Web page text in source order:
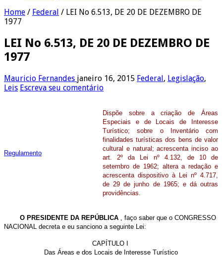
Home / Federal / LEI No 6.513, DE 20 DE DEZEMBRO DE
1977
LEI No 6.513, DE 20 DE DEZEMBRO DE
1977
Mauricio Fernandes janeiro 16, 2015 Federal, Legislação,
Leis Escreva seu comentário
Regulamento
Dispõe sobre a criação de Áreas
Especiais e de Locais de Interesse
Turístico; sobre o Inventário com
finalidades turísticas dos bens de valor
cultural e natural; acrescenta inciso ao
art. 2º da Lei nº 4.132, de 10 de
setembro de 1962; altera a redação e
acrescenta dispositivo à Lei nº 4.717,
de 29 de junho de 1965; e dá outras
providências.
O PRESIDENTE DA REPÚBLICA
, faço saber que o CONGRESSO
NACIONAL decreta e eu sanciono a seguinte Lei:
CAPÍTULO I
Das Áreas e dos Locais de Interesse Turístico